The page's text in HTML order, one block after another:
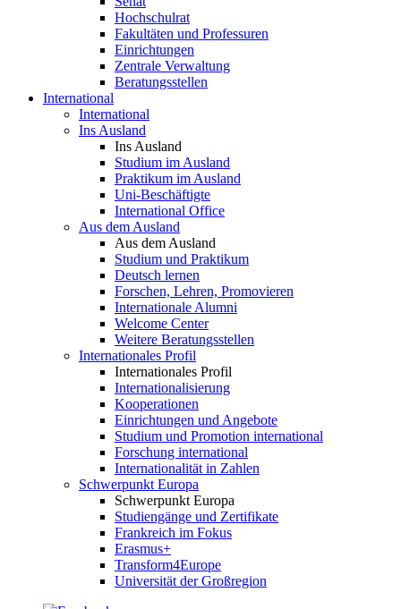
Hochschulrat
Fakultäten und Professuren
Einrichtungen
Zentrale Verwaltung
Beratungsstellen
International
International
Ins Ausland
Ins Ausland
Studium im Ausland
Praktikum im Ausland
Uni-Beschäftigte
International Office
Aus dem Ausland
Aus dem Ausland
Studium und Praktikum
Deutsch lernen
Forschen, Lehren, Promovieren
Internationale Alumni
Welcome Center
Weitere Beratungsstellen
Internationales Profil
Internationales Profil
Internationalisierung
Kooperationen
Einrichtungen und Angebote
Studium und Promotion international
Forschung international
Internationalität in Zahlen
Schwerpunkt Europa
Schwerpunkt Europa
Studiengänge und Zertifikate
Frankreich im Fokus
Erasmus+
Transform4Europe
Universität der Großregion